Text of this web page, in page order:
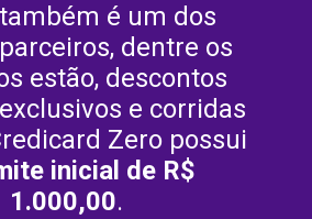
é um dos
dentre os
estão, descontos
e corridas
Zero possui
inicial de R$
1.000,00.